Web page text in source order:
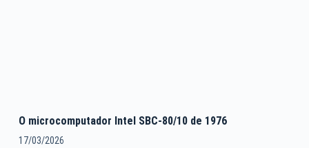
O microcomputador Intel SBC-80/10 de 1976
17/03/2026